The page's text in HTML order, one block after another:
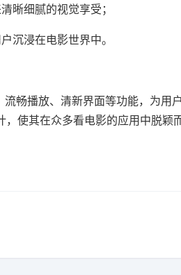
细腻的视觉享受；
浸在电影世界中。
播放、清新界面等功能，为用
，使其在众多看电影的应用中脱